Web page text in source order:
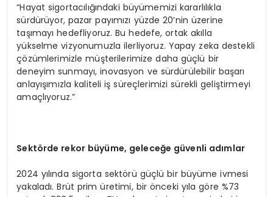
“Hayat sigortacılığındaki büyümemizi kararlılıkla
sürdürüyor, pazar payımızı yüzde 20’nin üzerine
taşımayı hedefliyoruz. Bu hedefe, ortak akılla
yükselme vizyonumuzla ilerliyoruz. Yapay zeka destekli
çözümlerimizle müşterilerimize daha güçlü bir
deneyim sunmayı, inovasyon ve sürdürülebilir başarı
anlayışımızla kaliteli iş süreçlerimizi sürekli geliştirmeyi
amaçlıyoruz.”
Sektörde rekor büyüme, geleceğe güvenli adımlar
2024 yılında sigorta sektörü güçlü bir büyüme ivmesi
yakaladı. Brüt prim üretimi, bir önceki yıla göre %73